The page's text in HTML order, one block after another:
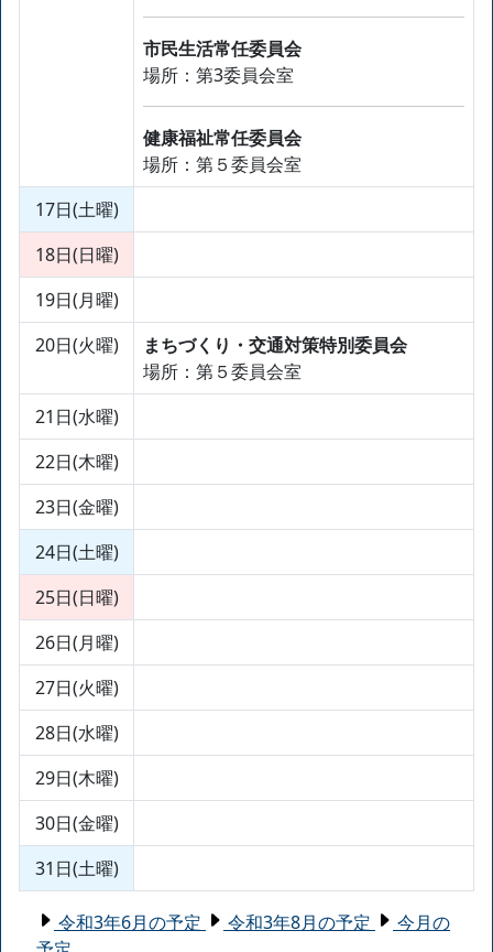
市民生活常任委員会
場所：第3委員会室
健康福祉常任委員会
場所：第５委員会室
17日(土曜)
18日(日曜)
19日(月曜)
20日(火曜)
まちづくり・交通対策特別委員会
場所：第５委員会室
21日(水曜)
22日(木曜)
23日(金曜)
24日(土曜)
25日(日曜)
26日(月曜)
27日(火曜)
28日(水曜)
29日(木曜)
30日(金曜)
31日(土曜)
令和3年6月の予定 令和3年8月の予定
今月の